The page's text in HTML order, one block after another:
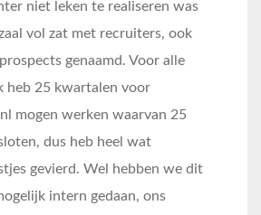
niet leken te realiseren was
vol zat met recruiters, ook
genaamd. Voor alle
heb 25 kwartalen voor
mogen werken waarvan 25
dus heb heel wat
gevierd. Wel hebben we dit
intern gedaan, ons